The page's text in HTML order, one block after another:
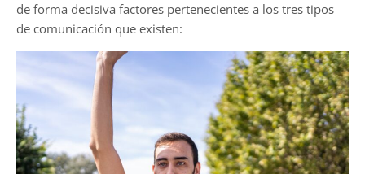
de forma decisiva factores pertenecientes a los tres tipos
de comunicación que existen: